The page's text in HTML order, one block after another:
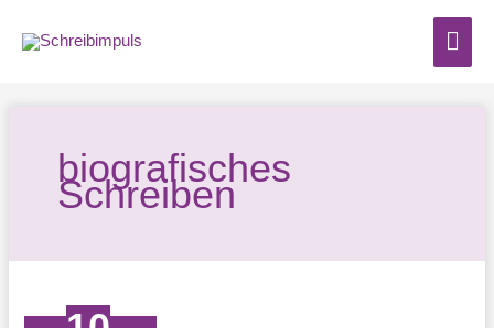
Inhalt
biografisches
Schreiben